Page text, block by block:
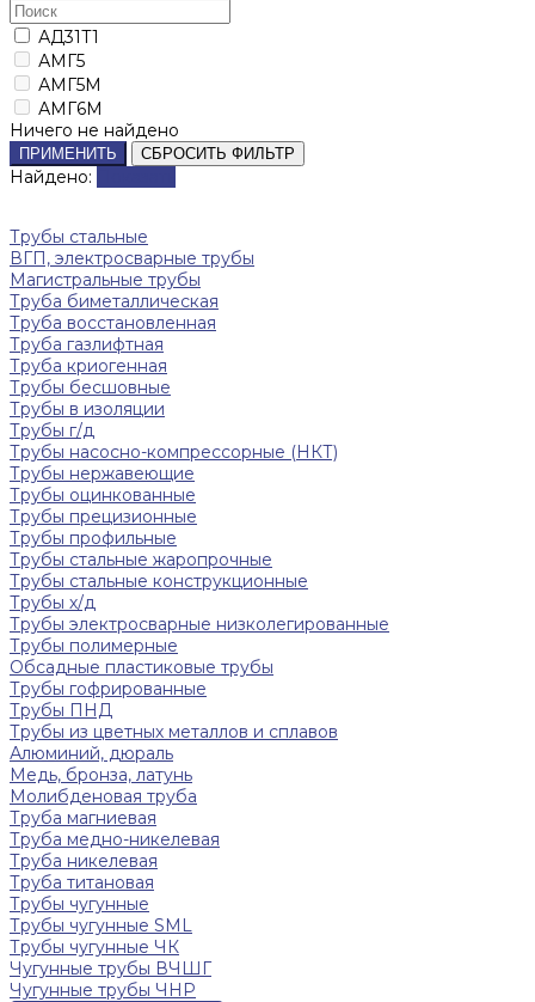
АД31Т1
АМГ5
АМГ5М
АМГ6М
Ничего не найдено
ПРИМЕНИТЬ СБРОСИТЬ ФИЛЬТР
Найдено:
Трубы стальные
ВГП, электросварные трубы
Магистральные трубы
Труба биметаллическая
Труба восстановленная
Труба газлифтная
Труба криогенная
Трубы бесшовные
Трубы в изоляции
Трубы г/д
Трубы насосно-компрессорные (НКТ)
Трубы нержавеющие
Трубы оцинкованные
Трубы прецизионные
Трубы профильные
Трубы стальные жаропрочные
Трубы стальные конструкционные
Трубы х/д
Трубы электросварные низколегированные
Трубы полимерные
Обсадные пластиковые трубы
Трубы гофрированные
Трубы ПНД
Трубы из цветных металлов и сплавов
Алюминий, дюраль
Медь, бронза, латунь
Молибденовая труба
Труба магниевая
Труба медно-никелевая
Труба никелевая
Труба титановая
Трубы чугунные
Трубы чугунные SML
Трубы чугунные ЧК
Чугунные трубы ВЧШГ
Чугунные трубы ЧНР